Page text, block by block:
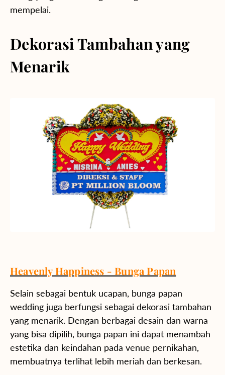
mempelai.
Dekorasi Tambahan yang
Menarik
Heavenly Happiness - Bunga Papan
Selain sebagai bentuk ucapan, bunga papan
wedding juga berfungsi sebagai dekorasi tambahan
yang menarik. Dengan berbagai desain dan warna
yang bisa dipilih, bunga papan ini dapat menambah
estetika dan keindahan pada venue pernikahan,
membuatnya terlihat lebih meriah dan berkesan.